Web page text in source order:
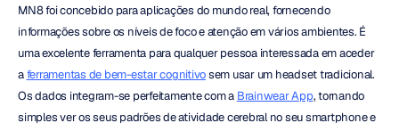
MN8 foi concebido para aplicações do mundo real, fornecendo
informações sobre os níveis de foco e atenção em vários ambientes. É
uma excelente ferramenta para qualquer pessoa interessada em aceder
a ferramentas de bem-estar cognitivo sem usar um headset tradicional.
Os dados integram-se perfeitamente com a Brainwear App, tornando
simples ver os seus padrões de atividade cerebral no seu smartphone e